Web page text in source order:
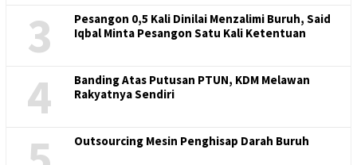
3
Pesangon 0,5 Kali Dinilai Menzalimi Buruh, Said
Iqbal Minta Pesangon Satu Kali Ketentuan
4
Banding Atas Putusan PTUN, KDM Melawan
Rakyatnya Sendiri
Outsourcing Mesin Penghisap Darah Buruh